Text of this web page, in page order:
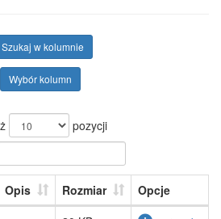
Szukaj w kolumnie
Wybór kolumn
pozycji
Opis Rozmiar
Opcje